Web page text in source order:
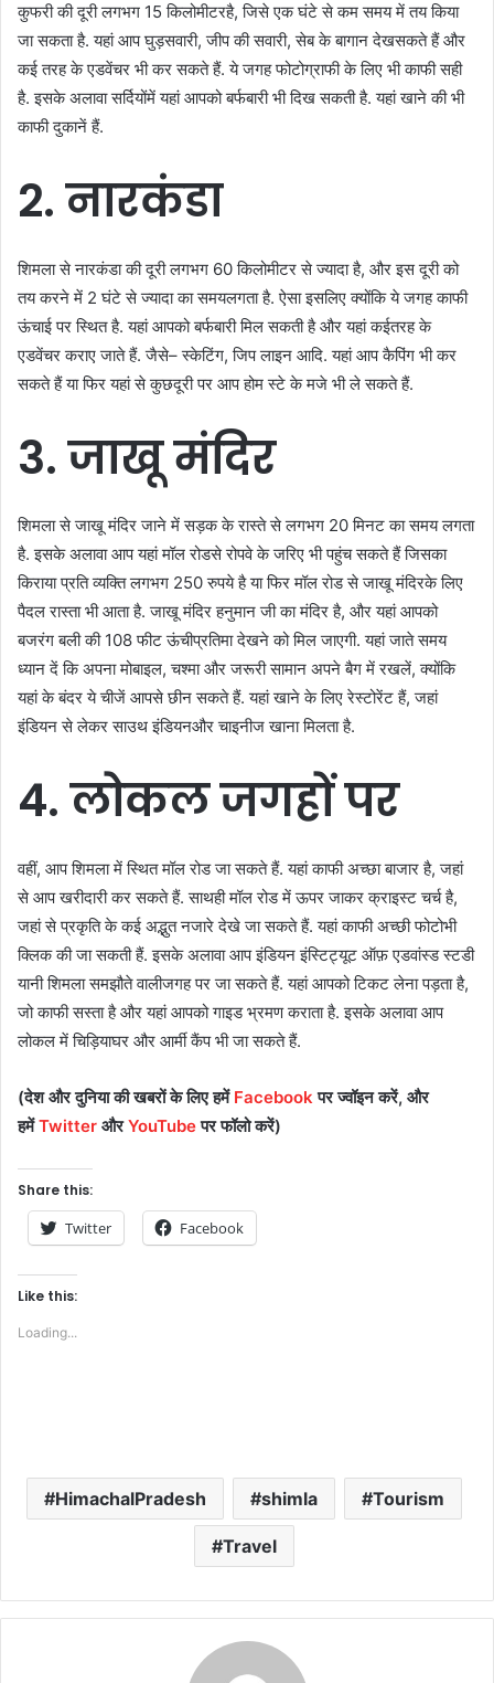
कुफरी की दूरी लगभग 15किलोमीटरहै,जिसे एक घंटे से कम समय में तय किया
जा सकता है.यहां आप घुड़सवारी,जीप की सवारी,सेब के बागान देखसकते हैं और
कई तरह के एडवेंचर भी कर सकते हैं.ये जगह फोटोग्राफी के लिए भी काफी सही
है.इसके अलावा सर्दियोंमें यहां आपको बर्फबारी भी दिख सकती है.यहां खाने की भी
काफी दुकानें हैं.
2.नारकंडा
शिमला से नारकंडा की दूरी लगभग 60किलोमीटर से ज्यादा है, और इस दूरी को
तय करने में 2घंटे से ज्यादा का समयलगता है.ऐसा इसलिए क्योंकि ये जगह काफी
ऊंचाई पर स्थित है.यहां आपको बर्फबारी मिल सकती है और यहां कईतरह के
एडवेंचर कराए जाते हैं.जैसे–स्केटिंग,जिप लाइन आदि.यहां आप कैपिंग भी कर
सकते हैं या फिर यहां से कुछदूरी पर आप होम स्टे के मजे भी ले सकते हैं.
3.जाखूमंदिर
शिमला से जाखू मंदिर जाने में सड़क के रास्ते से लगभग 20मिनट का समय लगता
है.इसके अलावा आप यहां मॉल रोडसे रोपवे के जरिए भी पहुंच सकते हैं जिसका
किराया प्रति व्यक्ति लगभग 250रुपये है या फिर मॉल रोड से जाखू मंदिरके लिए
पैदल रास्ता भी आता है.जाखू मंदिर हनुमान जी का मंदिर है, और यहां आपको
बजरंग बली की108फीट ऊंचीप्रतिमा देखने को मिल जाएगी.यहां जाते समय
ध्यान दें कि अपना मोबाइल,चश्मा और जरूरी सामान अपने बैग में रखलें,क्योंकि
यहां के बंदर ये चीजें आपसे छीन सकते हैं.यहां खाने के लिए रेस्टोरेंट हैं,जहां
इंडियन से लेकर साउथ इंडियनऔर चाइनीज खाना मिलता है.
4.लोकलजगहोंपर
वहीं, आप शिमला में स्थित मॉल रोड जा सकते हैं.यहां काफी अच्छा बाजार है,जहां
से आप खरीदारी कर सकते हैं.साथही मॉल रोड में ऊपर जाकर क्राइस्ट चर्च है,
जहां से प्रकृति के कई अद्भुत नजारे देखे जा सकते हैं.यहां काफी अच्छी फोटोभी
क्लिक की जा सकती हैं.इसके अलावा आप इंडियन इंस्टिट्यूट ऑफ़ एडवांस्ड स्टडी
यानी शिमला समझौते वालीजगह पर जा सकते हैं.यहां आपको टिकट लेना पड़ता है,
जो काफी सस्ता है और यहां आपको गाइड भ्रमण कराता है.इसके अलावा आप
लोकल में चिड़ियाघर और आर्मी कैंप भी जा सकते हैं.
(देश और दुनिया की खबरों के लिए हमें Facebook पर ज्वॉइन करें, और
हमें Twitter और YouTube पर फॉलो करें)
Share this:
Twitter Facebook
Like this:
Loading...
HimachalPradesh shimla Tourism
Travel